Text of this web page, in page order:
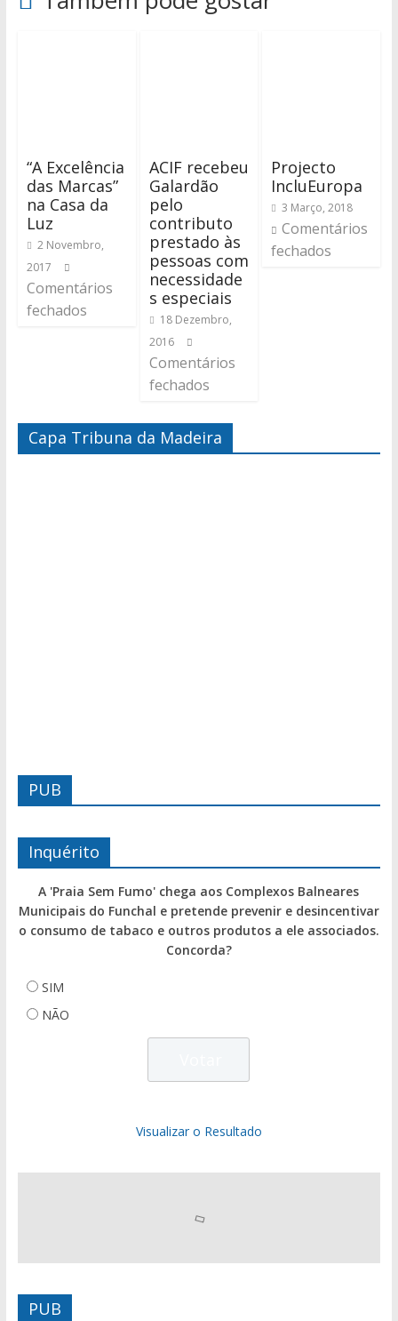
“A Excelência
das Marcas”
na Casa da
Luz
2 Novembro,
2017
Comentários
fechados
ACIF recebeu
Galardão
pelo
contributo
prestado às
pessoas com
necessidade
s especiais
18 Dezembro,
2016
Comentários
fechados
Projecto
IncluEuropa
3 Março, 2018
Comentários
fechados
Capa Tribuna da Madeira
PUB
Inquérito
A 'Praia Sem Fumo' chega aos Complexos Balneares
Municipais do Funchal e pretende prevenir e desincentivar
o consumo de tabaco e outros produtos a ele associados.
Concorda?
SIM
NÃO
Visualizar o Resultado
PUB